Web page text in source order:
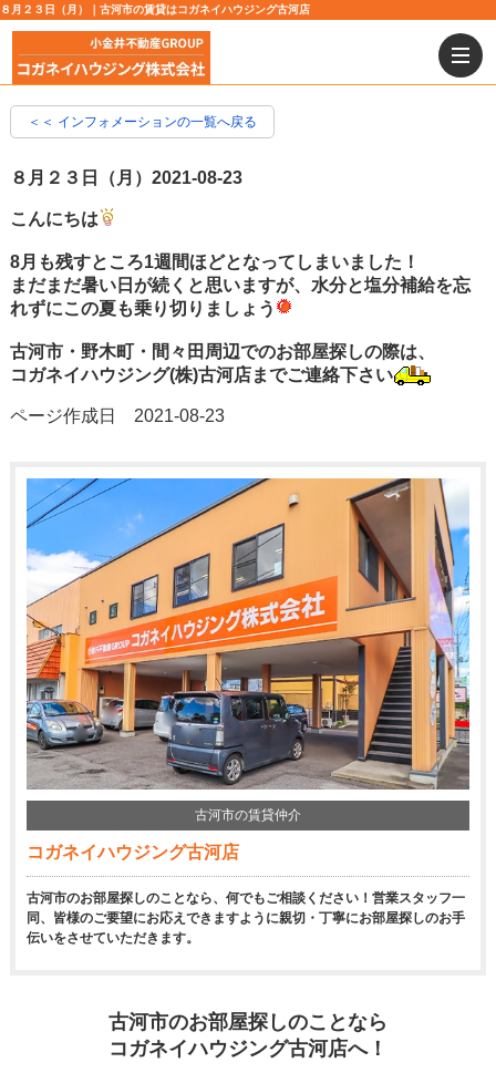
８月２３日（月）｜古河市の賃貸はコガネイハウジング古河店
＜＜ インフォメーションの一覧へ戻る
８月２３日（月） 2021-08-23
こんにちは
8月も残すところ1週間ほどとなってしまいました！
まだまだ暑い日が続くと思いますが、水分と塩分補給を忘
れずにこの夏も乗り切りましょう
古河市・野木町・間々田周辺でのお部屋探しの際は、
コガネイハウジング(株)古河店までご連絡下さい
ページ作成日 2021-08-23
古河市の賃貸仲介
コガネイハウジング古河店
古河市のお部屋探しのことなら、何でもご相談ください！営業スタッフ一
同、皆様のご要望にお応えできますように親切・丁寧にお部屋探しのお手
伝いをさせていただきます。
古河市のお部屋探しのことなら
コガネイハウジング古河店へ！